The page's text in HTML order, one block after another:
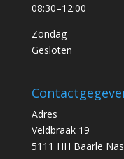
08:30–12:00
Zondag
Gesloten
Adres
Veldbraak 19
5111 HH Baarle